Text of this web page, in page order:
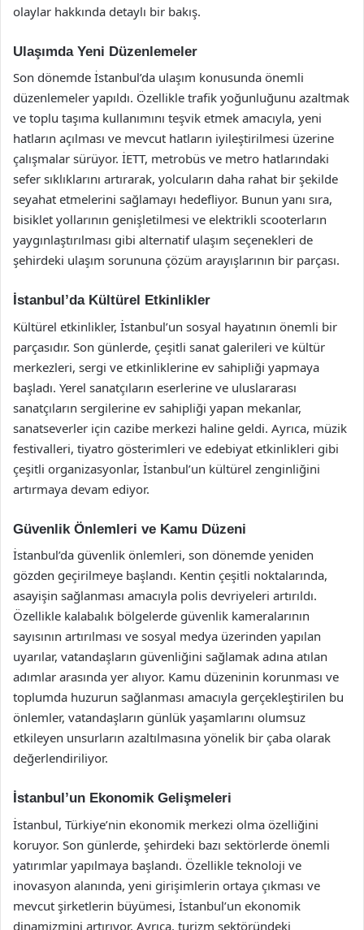
olaylar hakkında detaylı bir bakış.
Ulaşımda Yeni Düzenlemeler
Son dönemde İstanbul’da ulaşım konusunda önemli
düzenlemeler yapıldı. Özellikle trafik yoğunluğunu azaltmak
ve toplu taşıma kullanımını teşvik etmek amacıyla, yeni
hatların açılması ve mevcut hatların iyileştirilmesi üzerine
çalışmalar sürüyor. İETT, metrobüs ve metro hatlarındaki
sefer sıklıklarını artırarak, yolcuların daha rahat bir şekilde
seyahat etmelerini sağlamayı hedefliyor. Bunun yanı sıra,
bisiklet yollarının genişletilmesi ve elektrikli scooterların
yaygınlaştırılması gibi alternatif ulaşım seçenekleri de
şehirdeki ulaşım sorununa çözüm arayışlarının bir parçası.
İstanbul’da Kültürel Etkinlikler
Kültürel etkinlikler, İstanbul’un sosyal hayatının önemli bir
parçasıdır. Son günlerde, çeşitli sanat galerileri ve kültür
merkezleri, sergi ve etkinliklerine ev sahipliği yapmaya
başladı. Yerel sanatçıların eserlerine ve uluslararası
sanatçıların sergilerine ev sahipliği yapan mekanlar,
sanatseverler için cazibe merkezi haline geldi. Ayrıca, müzik
festivalleri, tiyatro gösterimleri ve edebiyat etkinlikleri gibi
çeşitli organizasyonlar, İstanbul’un kültürel zenginliğini
artırmaya devam ediyor.
Güvenlik Önlemleri ve Kamu Düzeni
İstanbul’da güvenlik önlemleri, son dönemde yeniden
gözden geçirilmeye başlandı. Kentin çeşitli noktalarında,
asayişin sağlanması amacıyla polis devriyeleri artırıldı.
Özellikle kalabalık bölgelerde güvenlik kameralarının
sayısının artırılması ve sosyal medya üzerinden yapılan
uyarılar, vatandaşların güvenliğini sağlamak adına atılan
adımlar arasında yer alıyor. Kamu düzeninin korunması ve
toplumda huzurun sağlanması amacıyla gerçekleştirilen bu
önlemler, vatandaşların günlük yaşamlarını olumsuz
etkileyen unsurların azaltılmasına yönelik bir çaba olarak
değerlendiriliyor.
İstanbul’un Ekonomik Gelişmeleri
İstanbul, Türkiye’nin ekonomik merkezi olma özelliğini
koruyor. Son günlerde, şehirdeki bazı sektörlerde önemli
yatırımlar yapılmaya başlandı. Özellikle teknoloji ve
inovasyon alanında, yeni girişimlerin ortaya çıkması ve
mevcut şirketlerin büyümesi, İstanbul’un ekonomik
dinamizmini artırıyor. Ayrıca, turizm sektöründeki